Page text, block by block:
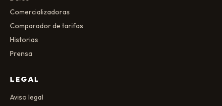
Comercializadoras
Comparador de tarifas
Historias
Prensa
LEGAL
Aviso legal